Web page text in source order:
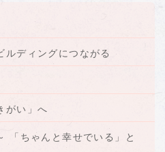
ルディングにつながる
がい」へ
「ちゃんと幸せでいる」と